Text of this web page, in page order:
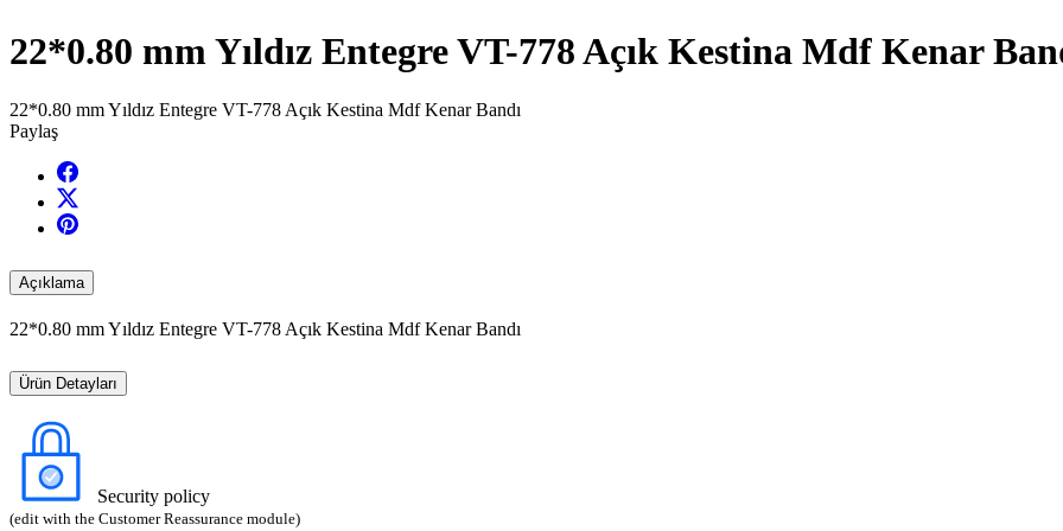
22*0.80 mm Yıldız Entegre VT-778 Açık Kestina Mdf Kenar
22*0.80 mm Yıldız Entegre VT-778 Açık Kestina Mdf Kenar Bandı
Paylaş
Açıklama
22*0.80 mm Yıldız Entegre VT-778 Açık Kestina Mdf Kenar Bandı
Ürün Detayları
Security policy
(edit with the Customer Reassurance module)